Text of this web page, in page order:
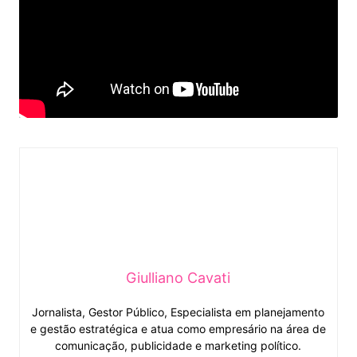
Giulliano Cavati
Jornalista, Gestor Público, Especialista em planejamento
e gestão estratégica e atua como empresário na área de
comunicação, publicidade e marketing político.